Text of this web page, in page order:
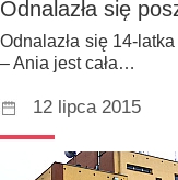
Odnalazła się
Odnalazła się 14-
– Ania jest cała…
12 lipca 2015